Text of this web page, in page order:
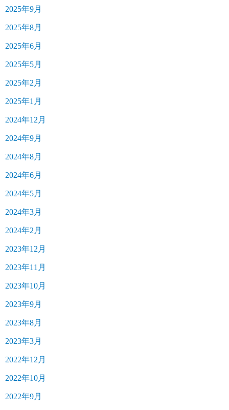
2025年9月
2025年8月
2025年6月
2025年5月
2025年2月
2025年1月
2024年12月
2024年9月
2024年8月
2024年6月
2024年5月
2024年3月
2024年2月
2023年12月
2023年11月
2023年10月
2023年9月
2023年8月
2023年3月
2022年12月
2022年10月
2022年9月